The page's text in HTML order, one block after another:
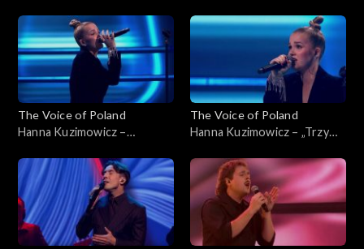
22 listopada 2025
Poland”, Live 3, 22 listopada
2025
The Voice of Poland
Hanna Kuzimowicz –
Voice of Poland”, Live 3, 22
listopada 2025
The Voice of Poland
Hanna Kuzimowicz – „Trzy
Poland”, Live 3, 22 listopada
2025